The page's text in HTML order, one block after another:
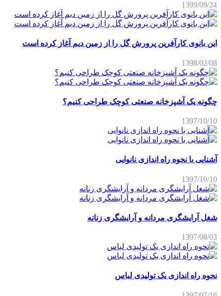
1399/09/24
این بانوی کارآفرین پرورش گل را از زمین دیم آغاز کرده است
1398/02/08
چگونه یک آشپزخانه صنعتی کوچک طراحی کنیم؟
1397/10/10
آشنایی با نحوه راه اندازی نانوایی
1397/10/10
شغل آرایشگری مردانه و آرایشگری زنانه
1397/08/03
نحوه راه اندازی یک تولیدی لباس